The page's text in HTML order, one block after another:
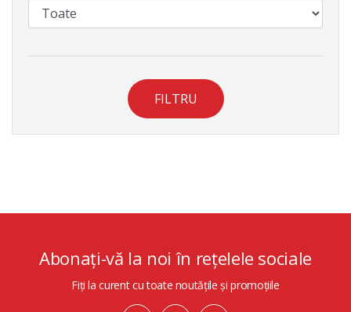
FILTRU
Abonați-vă la noi în rețelele sociale
Fiți la curent cu toate noutățile și promoțiile